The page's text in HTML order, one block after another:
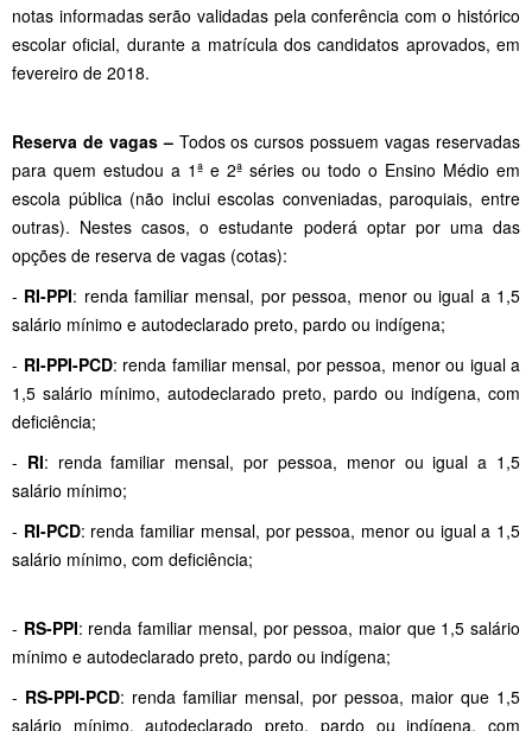
notas informadas serão validadas pela conferência com o histórico
escolar oficial, durante a matrícula dos candidatos aprovados, em
fevereiro de 2018.
Reserva de vagas –Todos os cursos possuem vagas reservadas
para quem estudou a 1ª e 2ª séries ou todo o Ensino Médio em
escola pública (não inclui escolas conveniadas, paroquiais, entre
outras). Nestes casos, o estudante poderá optar por uma das
opções de reserva de vagas (cotas):
- RI-PPI: renda familiar mensal, por pessoa, menor ou igual a 1,5
salário mínimo e autodeclarado preto, pardo ou indígena;
- RI-PPI-PCD: renda familiar mensal, por pessoa, menor ou igual a
1,5 salário mínimo, autodeclarado preto, pardo ou indígena, com
deficiência;
- RI: renda familiar mensal, por pessoa, menor ou igual a 1,5
salário mínimo;
- RI-PCD: renda familiar mensal, por pessoa, menor ou igual a 1,5
salário mínimo, com deficiência;
- RS-PPI: renda familiar mensal, por pessoa, maior que 1,5 salário
mínimo e autodeclarado preto, pardo ou indígena;
- RS-PPI-PCD: renda familiar mensal, por pessoa, maior que 1,5
salário mínimo, autodeclarado preto, pardo ou indígena, com